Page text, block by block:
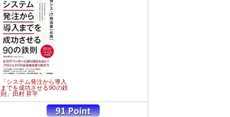
「システム発注から導入
までを成功させる90の鉄
則」田村 昇平